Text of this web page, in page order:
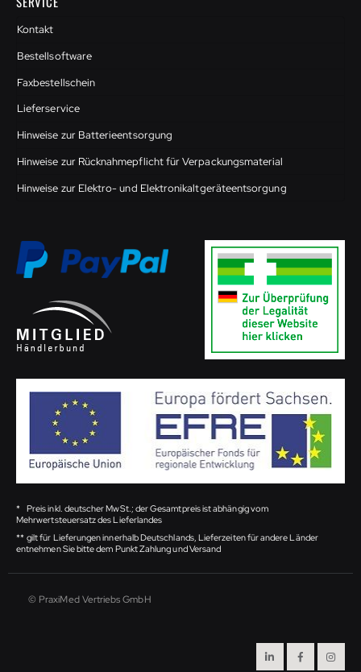
Kontakt
Bestellsoftware
Faxbestellschein
Lieferservice
Hinweise zur Batterieentsorgung
Hinweise zur Rücknahmepflicht für Verpackungsmaterial
Hinweise zur Elektro- und Elektronikaltgeräteentsorgung
* Preis inkl. deutscher MwSt.; der Gesamtpreis ist abhängig vom
Mehrwertsteuersatz des Lieferlandes
** gilt für Lieferungen innerhalb Deutschlands, Lieferzeiten für andere Länder
entnehmen Sie bitte dem Punkt Zahlung und Versand
© PraxiMed Vertriebs GmbH